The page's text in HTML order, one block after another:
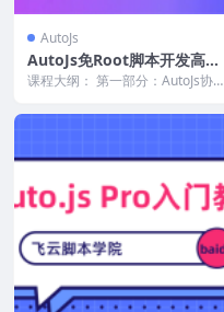
AutoJs
AutoJs免Root脚本开发高级
课程（综合实战教程）By立
课程大纲： 第一部分：AutoJs协议
T...